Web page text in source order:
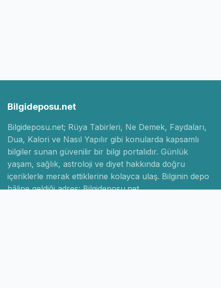
Bilgideposu.net
Bilgideposu.net; Rüya Tabirleri, Ne Demek, Faydaları,
Dua, Kalori ve Nasıl Yapılır gibi konularda kapsamlı
bilgiler sunan güvenilir bir bilgi portalıdır. Günlük
yaşam, sağlık, astroloji ve diyet hakkında doğru
içeriklerle merak ettiklerine kolayca ulaş. Bilginin depo
hâline geldiği adres: Bilgideposu.net.